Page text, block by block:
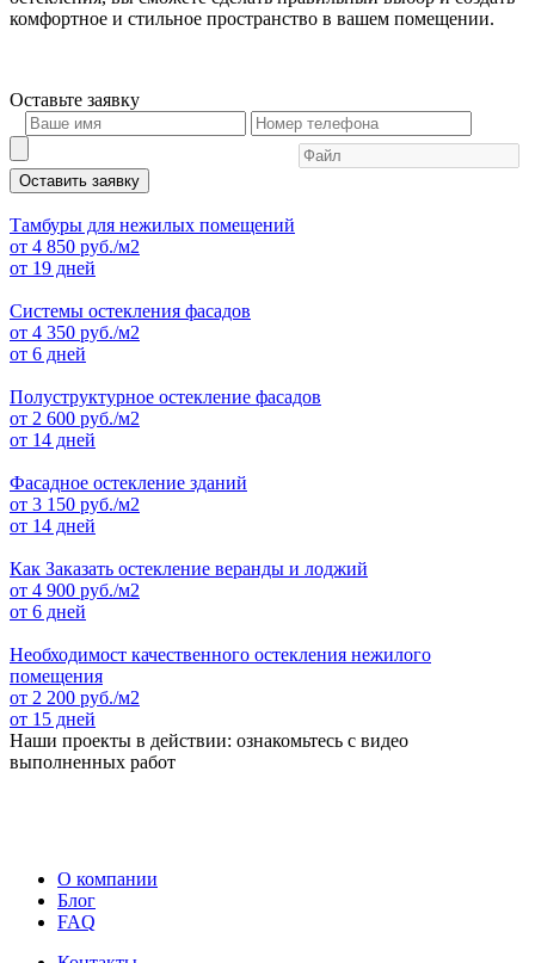
комфортное и стильное пространство в вашем помещении.
Оставьте заявку
Оставить заявку
Тамбуры для нежилых помещений
от 4 850 руб./м2
от 19 дней
Системы остекления фасадов
от 4 350 руб./м2
от 6 дней
Полуструктурное остекление фасадов
от 2 600 руб./м2
от 14 дней
Фасадное остекление зданий
от 3 150 руб./м2
от 14 дней
Как Заказать остекление веранды и лоджий
от 4 900 руб./м2
от 6 дней
Необходимост качественного остекления нежилого
помещения
от 2 200 руб./м2
от 15 дней
Наши проекты в действии: ознакомьтесь с видео
выполненных работ
О компании
Блог
FAQ